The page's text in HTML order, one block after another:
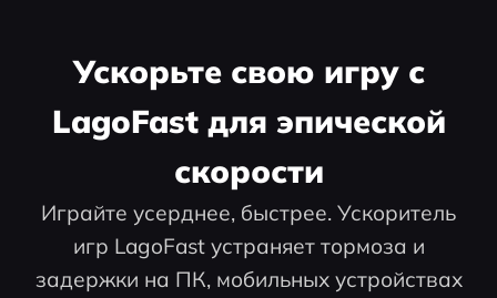
Ускорьте свою игру с
LagoFast для эпической
скорости
Играйте усерднее, быстрее. Ускоритель
игр LagoFast устраняет тормоза и
задержки на ПК, мобильных устройствах